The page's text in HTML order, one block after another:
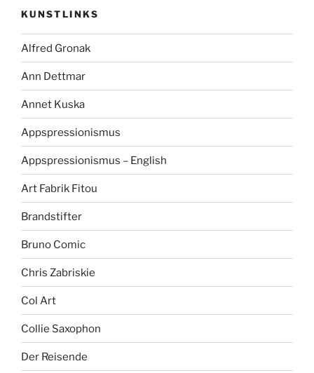
KUNSTLINKS
Alfred Gronak
Ann Dettmar
Annet Kuska
Appspressionismus
Appspressionismus – English
Art Fabrik Fitou
Brandstifter
Bruno Comic
Chris Zabriskie
Col Art
Collie Saxophon
Der Reisende